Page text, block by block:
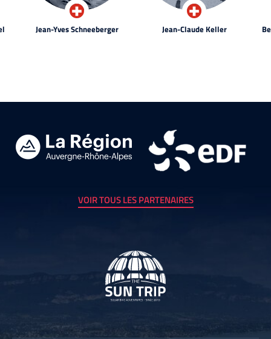
Jean-Yves Schneeberger Jean-Claude Keller
VOIR TOUS LES PARTENAIRES